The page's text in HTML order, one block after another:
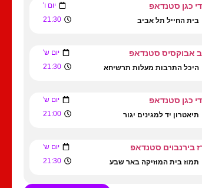
כגן סטנדאפ יום ו'
בית החייל תל אביב 21:30
אבוקסיס סטנדאפ יום ש'
היכל התרבות מעלות תרשיחא 21:30
כגן סטנדאפ יום ש'
תיאטרון יד למגינים יגור 21:00
בירנבוים סטנדאפ יום ש'
תמוז בית המוזיקה באר שבע 21:30